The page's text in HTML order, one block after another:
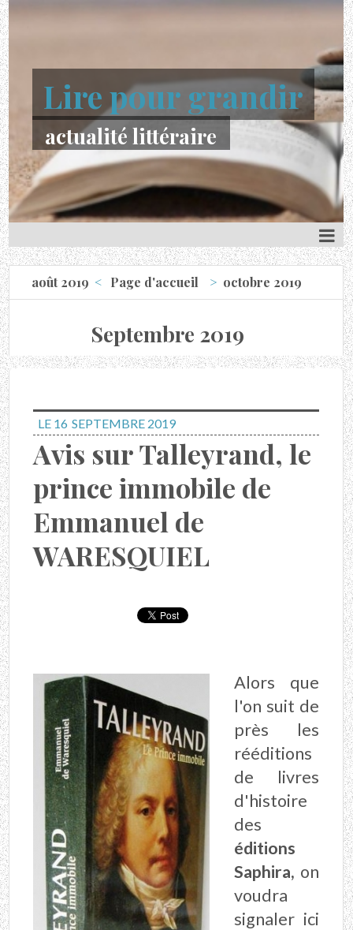
Lire pour grandir
actualité littéraire
août 2019 Page d'accueil octobre 2019
Septembre 2019
LE 16 SEPTEMBRE 2019
Avis sur Talleyrand, le
prince immobile de
Emmanuel de
WARESQUIEL
Alors que
l'on suit de
près les
rééditions
de livres
d'histoire
des
éditions
Saphira, on
voudra
signaler ici